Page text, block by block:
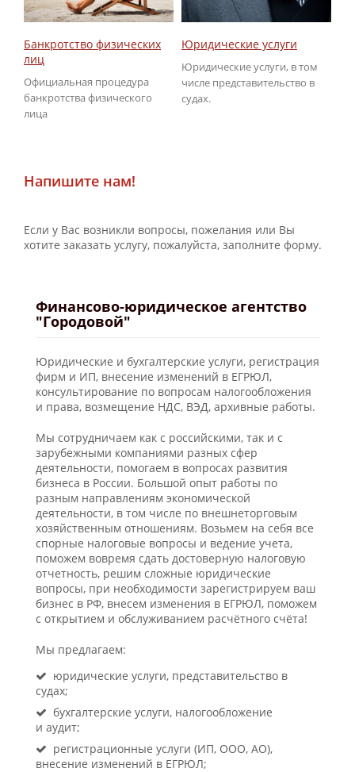
Банкротство физических
лиц
Официальная процедура
банкротства физического
лица
Юридические услуги
Юридические услуги, в том
числе представительство в
судах.
Напишите нам!
Если у Вас возникли вопросы, пожелания или Вы
хотите заказать услугу, пожалуйста, заполните форму.
Финансово-юридическое агентство
"Городовой"
Юридические и бухгалтерские услуги, регистрация
фирм и ИП, внесение изменений в ЕГРЮЛ,
консультирование по вопросам налогообложения
и права, возмещение НДС, ВЭД, архивные работы.
Мы сотрудничаем как с российскими, так и с
зарубежными компаниями разных сфер
деятельности, помогаем в вопросах развития
бизнеса в России. Большой опыт работы по
разным направлениям экономической
деятельности, в том числе по внешнеторговым
хозяйственным отношениям. Возьмем на себя все
спорные налоговые вопросы и ведение учета,
поможем вовремя сдать достоверную налоговую
отчетность, решим сложные юридические
вопросы, при необходимости зарегистрируем ваш
бизнес в РФ, внесем изменения в ЕГРЮЛ, поможем
с открытием и обслуживанием расчётного счёта!
Мы предлагаем:
юридические услуги, представительство в
судах;
бухгалтерские услуги, налогообложение
и аудит;
регистрационные услуги (ИП, ООО, АО),
внесение изменений в ЕГРЮЛ;